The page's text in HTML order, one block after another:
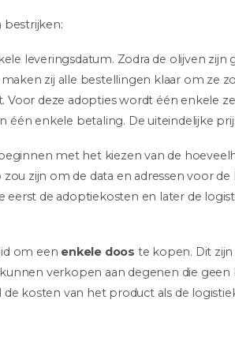
bestrijken:
leveringsdatum. Zodra de olijven zijn
zij alle bestellingen klaar om ze
deze adopties wordt één enkele
enkele betaling. De uiteindelijke
met het kiezen van de
zijn om de data en adressen voor
de adoptiekosten en later de
om een enkele doos te kopen. Dit
verkopen aan degenen die
kosten van het product als de